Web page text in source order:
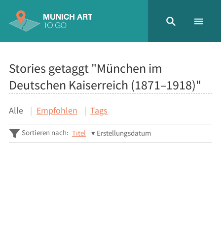
Stories getaggt "München im
Deutschen Kaiserreich (1871–1918)"
Alle Empfohlen Tags
Sortieren nach: Titel Erstellungsdatum